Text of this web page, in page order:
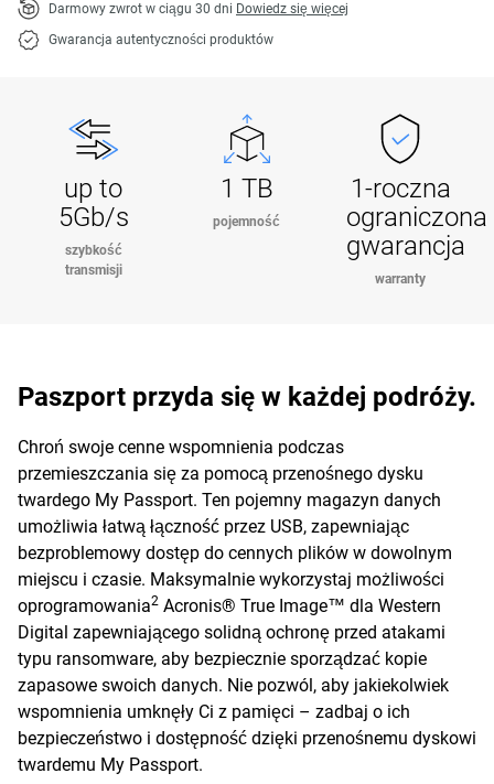
Darmowy zwrot w ciągu 30 dni Dowiedz się więcej
Gwarancja autentyczności produktów
up to
5Gb/s
szybkość
transmisji
1 TB
pojemność
1-roczna
ograniczona
gwarancja
warranty
Paszport przyda się w każdej podróży.
Chroń swoje cenne wspomnienia podczas
przemieszczania się za pomocą przenośnego dysku
twardego My Passport. Ten pojemny magazyn danych
umożliwia łatwą łączność przez USB, zapewniając
bezproblemowy dostęp do cennych plików w dowolnym
miejscu i czasie. Maksymalnie wykorzystaj możliwości
oprogramowania2 Acronis® True Image™ dla Western
Digital zapewniającego solidną ochronę przed atakami
typu ransomware, aby bezpiecznie sporządzać kopie
zapasowe swoich danych. Nie pozwól, aby jakiekolwiek
wspomnienia umknęły Ci z pamięci – zadbaj o ich
bezpieczeństwo i dostępność dzięki przenośnemu dyskowi
twardemu My Passport.